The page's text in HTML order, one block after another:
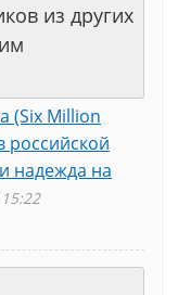
из других
(Six Million
российской
надежда на
15:22